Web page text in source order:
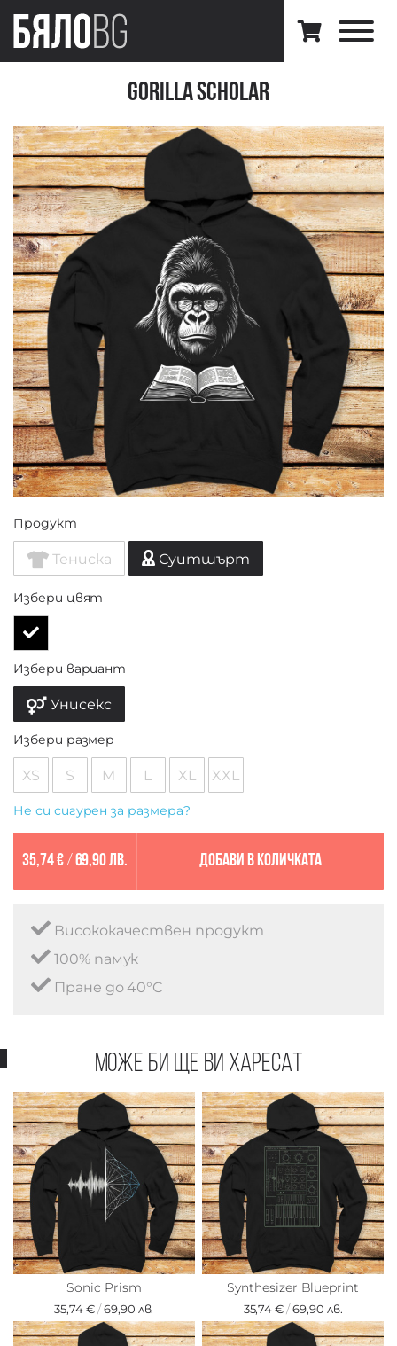
Gorilla Scholar
Продукт
Тениска Суитшърт
Избери цвят
Избери вариант
Унисекс
Избери размер
XS S M L XL XXL
Не си сигурен за размера?
35,74 €/ 69,90 лв. Добави в количката
Висококачествен продукт
100% памук
Пране до 40°C
Може би ще ви харесат
Sonic Prism
35,74 €/69,90 лв.
Synthesizer Blueprint
35,74 €/69,90 лв.